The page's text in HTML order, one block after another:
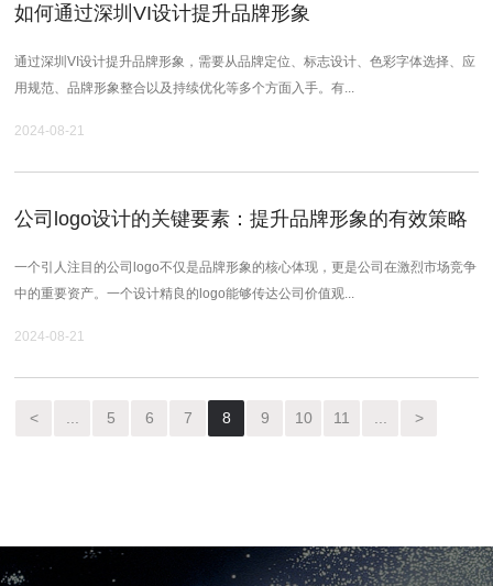
如何通过深圳VI设计提升品牌形象
通过深圳VI设计提升品牌形象，需要从品牌定位、标志设计、色彩字体选择、应
用规范、品牌形象整合以及持续优化等多个方面入手。有...
2024-08-21
公司logo设计的关键要素：提升品牌形象的有效策略
一个引人注目的公司logo不仅是品牌形象的核心体现，更是公司在激烈市场竞争
中的重要资产。一个设计精良的logo能够传达公司价值观...
2024-08-21
< 5 6 7 8 9 10 11 >